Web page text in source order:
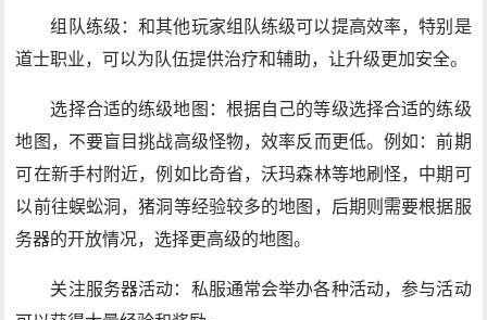
组队练级：和其他玩家组队练级可以提高效率，特别是
道士职业，可以为队伍提供治疗和辅助，让升级更加安全。
选择合适的练级地图：根据自己的等级选择合适的练级
地图，不要盲目挑战高级怪物，效率反而更低。例如：前期
可在新手村附近，例如比奇省，沃玛森林等地刷怪，中期可
以前往蜈蚣洞，猪洞等经验较多的地图，后期则需要根据服
务器的开放情况，选择更高级的地图。
关注服务器活动：私服通常会举办各种活动，参与活动